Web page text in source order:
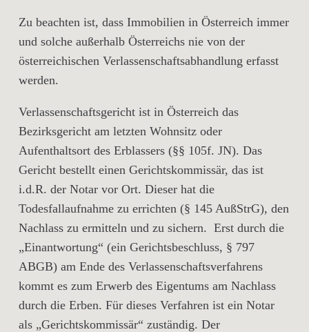
Zu beachten ist, dass Immobilien in Österreich immer
und solche außerhalb Österreichs nie von der
österreichischen Verlassenschaftsabhandlung erfasst
werden.
Verlassenschaftsgericht ist in Österreich das
Bezirksgericht am letzten Wohnsitz oder
Aufenthaltsort des Erblassers (§§ 105f. JN). Das
Gericht bestellt einen Gerichtskommissär, das ist
i.d.R. der Notar vor Ort. Dieser hat die
Todesfallaufnahme zu errichten (§ 145 AußStrG), den
Nachlass zu ermitteln und zu sichern. Erst durch die
„Einantwortung“ (ein Gerichtsbeschluss, § 797
ABGB) am Ende des Verlassenschaftsverfahrens
kommt es zum Erwerb des Eigentums am Nachlass
durch die Erben. Für dieses Verfahren ist ein Notar
als „Gerichtskommissär“ zuständig. Der